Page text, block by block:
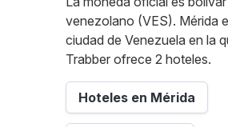
venezolano (VES). Mérida
ciudad de Venezuela en la
Trabber ofrece 2 hoteles.
Hoteles en Mérida